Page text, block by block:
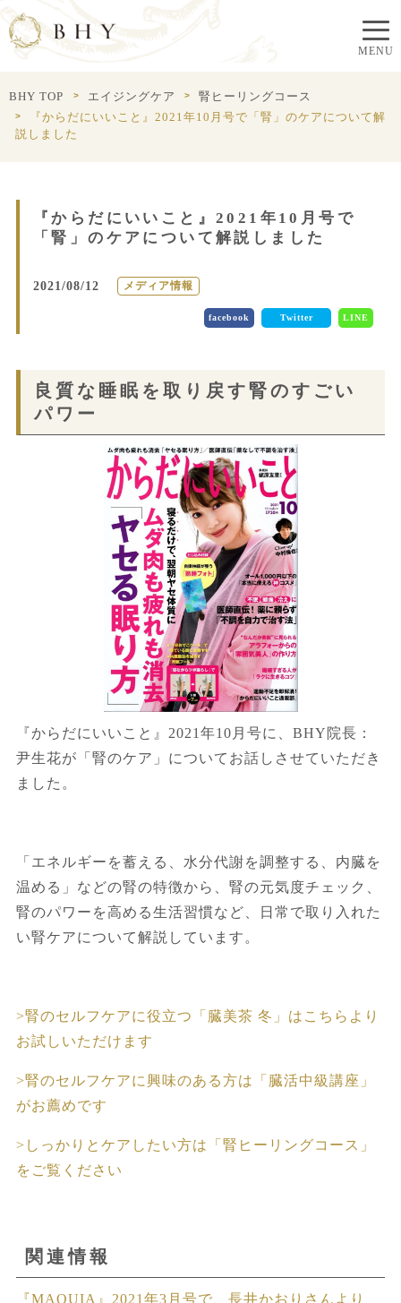
BHY TOP エイジングケア
腎ヒーリングコース
『からだにいいこと』2021年10月号で「腎」のケアについて解
説しました
『からだにいいこと』2021年10月号で
「腎」のケアについて解説しました
2021/08/12 メディア情報
facebook Twitter LINE
良質な睡眠を取り戻す腎のすごい
パワー
『からだにいいこと』2021年10月号に、BHY院長：
尹生花が「腎のケア」についてお話しさせていただき
ました。
「エネルギーを蓄える、水分代謝を調整する、内臓を
温める」などの腎の特徴から、腎の元気度チェック、
腎のパワーを高める生活習慣など、日常で取り入れた
い腎ケアについて解説しています。
>腎のセルフケアに役立つ「臓美茶 冬」はこちらより
お試しいただけます
>腎のセルフケアに興味のある方は「臓活中級講座」
がお薦めです
>しっかりとケアしたい方は「腎ヒーリングコース」
をご覧ください
関連情報
『MAQUIA』2021年3月号で、長井かおりさんより